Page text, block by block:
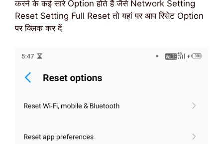
करने के कई सारे Option होते हैं जैसे Network Setting
Reset Setting Full Reset तो यहां पर आप रिसेट Option
पर क्लिक कर दें